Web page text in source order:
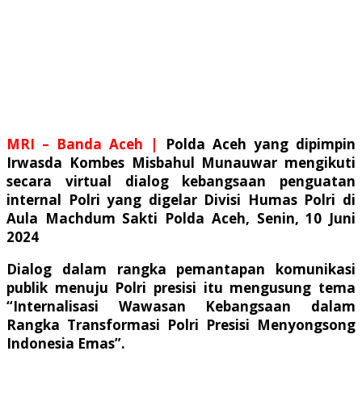
MRI – Banda Aceh |
Polda Aceh yang dipimpin
Irwasda Kombes Misbahul Munauwar mengikuti
secara virtual dialog kebangsaan penguatan
internal Polri yang digelar Divisi Humas Polri di
Aula Machdum Sakti Polda Aceh, Senin, 10 Juni
2024
Dialog dalam rangka pemantapan komunikasi
publik menuju Polri presisi itu mengusung tema
“Internalisasi Wawasan Kebangsaan dalam
Rangka Transformasi Polri Presisi Menyongsong
Indonesia Emas”.